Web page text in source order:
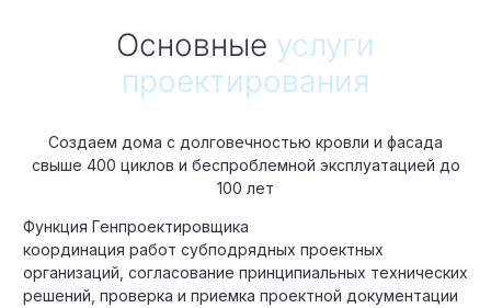
Управление проектом реализации дома
Функция Генпроектировщик
Дизайн интерьеров. Отделка
Реконструкция
Пожизненное обслуживание
Основные услуги
проектирования
Создаем дома с долговечностью кровли и фасада
свыше 400 циклов и беспроблемной эксплуатацией до
100 лет
Функция Генпроектировщика
координация работ субподрядных проектных
организаций, согласование принципиальных технических
решений, проверка и приемка проектной документации